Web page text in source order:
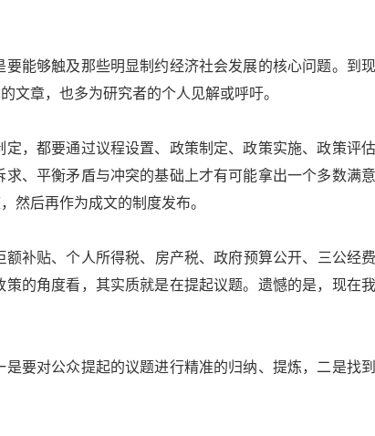
够触及那些明显制约经济社会发展的核心问题。到
文章，也多为研究者的个人见解或呼吁。
都要通过议程设置、政策制定、政策实施、政策评估
、平衡矛盾与冲突的基础上才有可能拿出一个多数满
然后再作为成文的制度发布。
补贴、个人所得税、房产税、政府预算公开、三公
的角度看，其实质就是在提起议题。遗憾的是，现在
对公众提起的议题进行精准的归纳、提炼，二是找